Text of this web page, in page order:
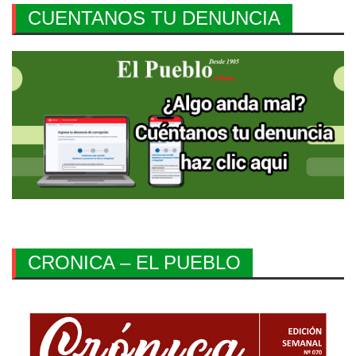
CUENTANOS TU DENUNCIA
CRONICA – EL PUEBLO